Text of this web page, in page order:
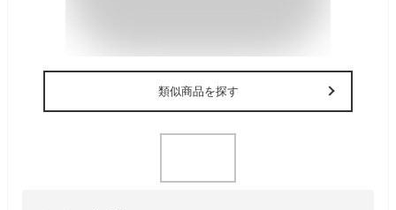
類似商品を探す